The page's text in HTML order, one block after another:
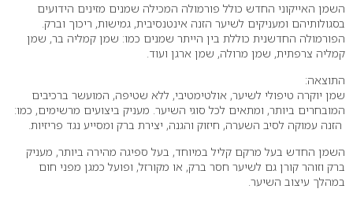
השמן האייקוני החדש כולל פורמולה המכילה שמנים מזינים הידועים
בסגולותיהם ומעניקים לשיער הזנה אינטנסיבית, גמישות, ריכוך וברק.
הפורמולה החדשנית כוללת בין הייתר שמנים כמו: שמן קמליה בר, שמן
קמליה צרפתית, שמן מרולה, שמן ארגן ועוד.
התוצאה:
שמן יוקרה טיפולי לשיער, אולטימטיבי, ללא שטיפה, המועשר ברכיבים
המובחרים ביותר, ומתאים לכל סוגי השיער. מעניק ביצועים מרשימים, כמו:
הזנה עמוקה לסיב השערה, חיזוק והגנה, יצירת ברק ומסייע נגד פריזיות.
השמן החדש בעל מרקם קליל במיוחד, בעל ספיגה מהירה ביותר, מעניק
ברק וזוהר קורן גם לשיער חסר ברק, או מקורזל, ופועל כמגן מפני חום
במהלך עיצוב השיער.